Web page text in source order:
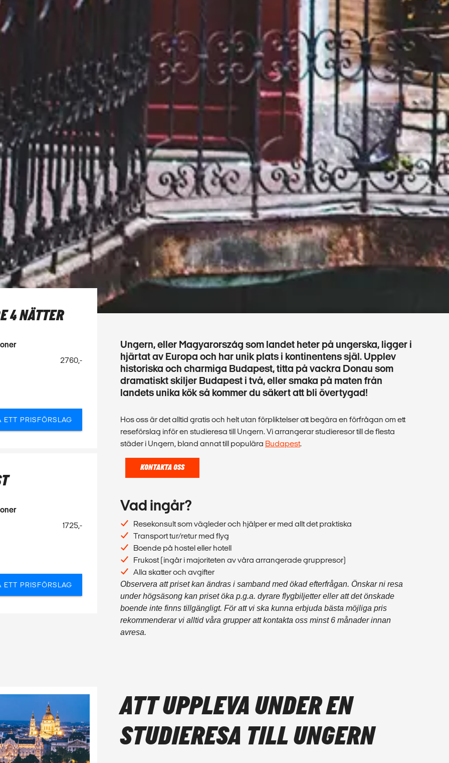
4 NÄTTER
2760,-
ETT PRISFÖRSLAG
1725,-
ETT PRISFÖRSLAG
Ungern, eller Magyarország som landet heter på ungerska, ligger i
hjärtat av Europa och har unik plats i kontinentens själ. Upplev
historiska och charmiga Budapest, titta på vackra Donau som
dramatiskt skiljer Budapest i två, eller smaka på maten från
landets unika kök så kommer du säkert att bli övertygad!
Hos oss är det alltid gratis och helt utan förpliktelser att begära en förfrågan om ett
reseförslag inför en studieresa till Ungern. Vi arrangerar studieresor till de flesta
städer i Ungern, bland annat till populära Budapest.
KONTAKTA OSS
Vad ingår?
Resekonsult som vägleder och hjälper er med allt det praktiska
Transport tur/retur med flyg
Boende på hostel eller hotell
Frukost (ingår i majoriteten av våra arrangerade gruppresor)
Alla skatter och avgifter
Observera att priset kan ändras i samband med ökad efterfrågan. Önskar ni resa
under högsäsong kan priset öka p.g.a. dyrare flygbiljetter eller att det önskade
boende inte finns tillgängligt. För att vi ska kunna erbjuda bästa möjliga pris
rekommenderar vi alltid våra grupper att kontakta oss minst 6 månader innan
avresa.
ATT UPPLEVA UNDER EN
STUDIERESA TILL UNGERN